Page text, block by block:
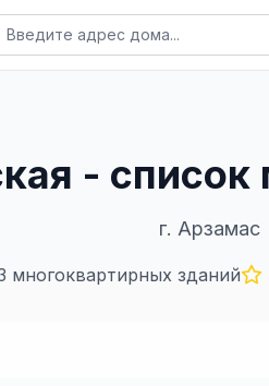
-
г. Арзамас
многоквартирных зданий